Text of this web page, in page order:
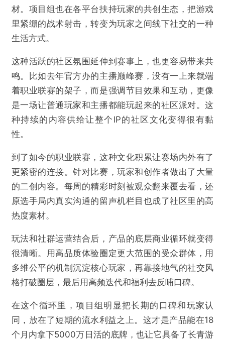
材。项目组也在各平台扶持玩家的共创生态，把游戏
里紧绷的战术射击，转变为玩家之间线下社交的一种
生活方式。
这种活跃的社区氛围延伸到赛事上，也更容易带来共
鸣。比如去年官方办的主播巅峰赛，没有一上来就端
着职业联赛的架子，而是强调节目效果和互动，更像
是一场让普通玩家和主播都能玩起来的社区派对。这
种持续的内容供给让整个IP的社区文化变得很有黏
性。
到了如今的职业联赛，这种文化积累让赛场内外有了
更紧密的连接。针对比赛，玩家和创作者做出了大量
的二创内容。每周的精彩时刻被观众翻来覆去看，还
原选手局内真实沟通的留声机栏目也成了社区里的高
热度素材。
玩法和社群运营结合后，产品的底层商业循环就变得
很清晰。用高品质体验圈定更大范围的受众群体，用
多维公平的机制沉淀核心玩家，再靠接地气的社交风
格打破圈层，最后用高频迭代和福利去反哺口碑。
在这个循环里，项目组明显把长期的口碑和玩家认
同，放在了短期的流水利益之上。这才是产品能在18
个月内拿下5000万日活的底牌，也让它具备了长青游